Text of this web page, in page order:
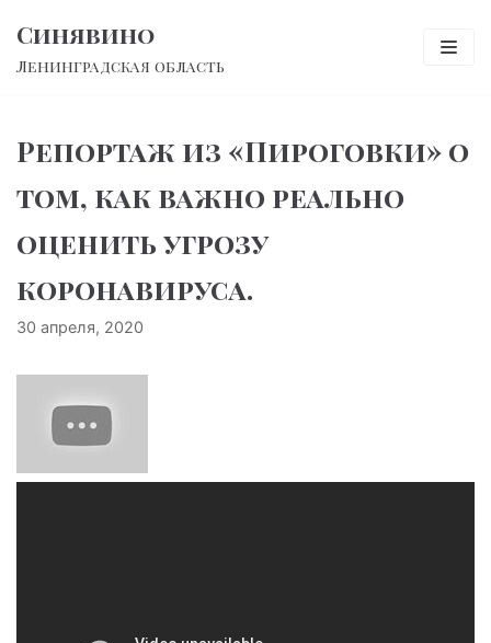
Перейти
к
Синявино
Ленинградская область
Репортаж из «Пироговки» о
том, как важно реально
оценить угрозу
коронавируса.
30 апреля, 2020